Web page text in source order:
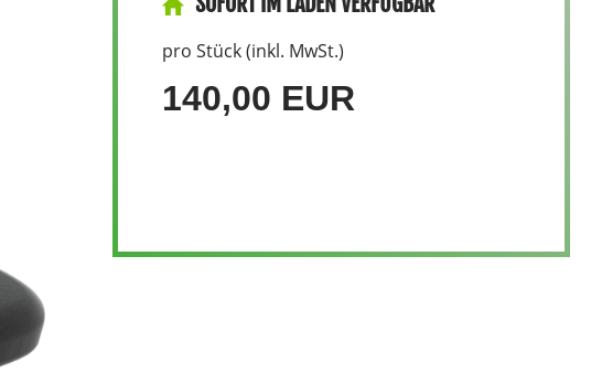
pro Stück (inkl. MwSt.)
140,00 EUR